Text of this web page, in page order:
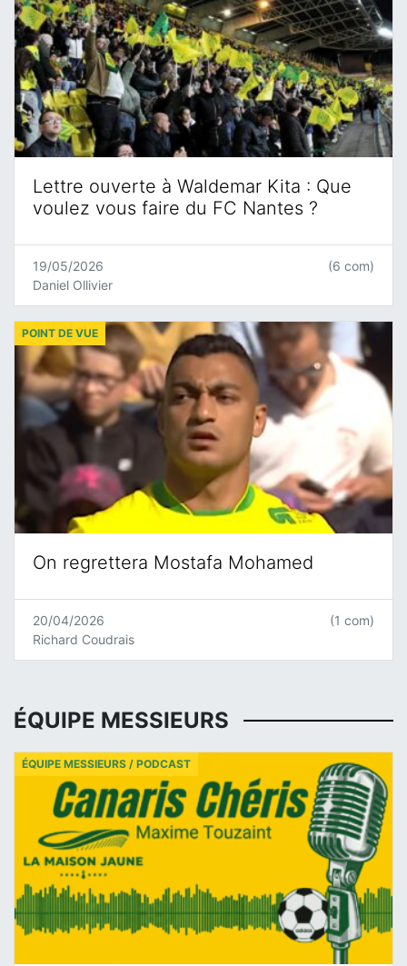
Lettre ouverte à Waldemar Kita : Que
voulez vous faire du FC Nantes ?
19/05/2026
Daniel Ollivier
(6 com)
On regrettera Mostafa Mohamed
POINT DE VUE
20/04/2026
Richard Coudrais
(1 com)
ÉQUIPE MESSIEURS
ÉQUIPE MESSIEURS / PODCAST